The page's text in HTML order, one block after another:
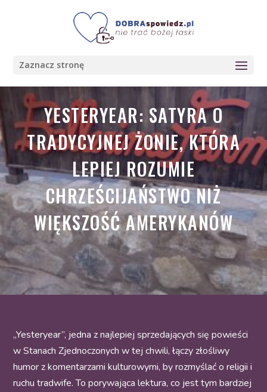
Zaznacz stronę
YESTERYEAR: SATYRA O
TRADYCYJNEJ ŻONIE, KTÓRA
LEPIEJ ROZUMIE
CHRZEŚCIJAŃSTWO NIŻ
WIĘKSZOŚĆ AMERYKANÓW
„Yesteryear”, jedna z najlepiej sprzedających się powieści
w Stanach Zjednoczonych w tej chwili, łączy złośliwy
humor z komentarzami kulturowymi, by rozmyślać o religii i
ruchu tradwife. To porywająca lektura, co jest tym bardziej